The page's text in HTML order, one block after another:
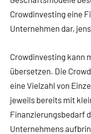
Crowdinvesting eine
Unternehmen dar,
Crowdinvesting kann
übersetzen. Die
eine Vielzahl von
jeweils bereits mit
Finanzierungsbedarf
Unternehmens